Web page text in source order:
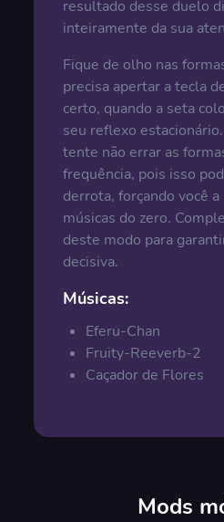
resultado desse duelo
inteiramente da sua
Fique de olho nas
precisa apertar a tecla
certo, quando a seta
seu reflexo
tente não errar as
frequência, pois isso
derrota, forçando você a
músicas do zero.
deste modo para
decisiva.
Músicas:
Eferu-Chan
Fruity-Reeverb-2
Caçador de Flores
Mods